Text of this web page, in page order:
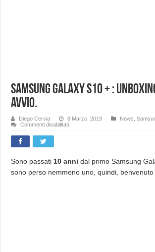
Samsung Galaxy S10 + :
avvio.
Diego Cervia 8 Marzo, 2019 News ,
Commenti disabilitatisu
Unboxing
e
primo
Sono passati 10 anni dal primo Samsung
sono perso nemmeno uno, quindi,